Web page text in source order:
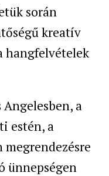
során
kreatív
hangfelvételek
a
estén, a
ünnepségen